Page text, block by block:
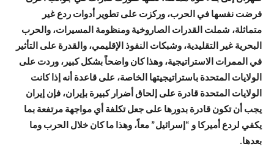
فرضت نفسها في الحرب، وركزت على تطوير أدوات ردع غير
متماثلة، شملت القدرات الصاروخية ومنظومة المسيرات، والحرب
البحرية غير التقليدية، وشبكات النفوذ الإقليمي، والقدرة على التأثير
في الممرات الاستراتيجية، وهذا كان واضحاً بشكل كبير، وردت على
الولايات المتحدة باستراتيجيتها الخاصة، على قاعدة أنه إذا كانت
الولايات المتحدة قادرة على إلحاق أضرار كبيرة بإيران، فإن إيران
يجب أن تكون قادرة بدورها على جعل تكلفة أي مواجهة مرتفعة بما
يكفي لردع أميركا و “إسرائيل” معاً، وهذا ما كان خلال الحرب وما
بعدها.